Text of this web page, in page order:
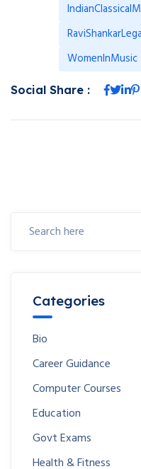
WomenInMusic
Social Share :
Categories
Bio
Career Guidance
Computer Courses
Education
Govt Exams
Health & Fitness